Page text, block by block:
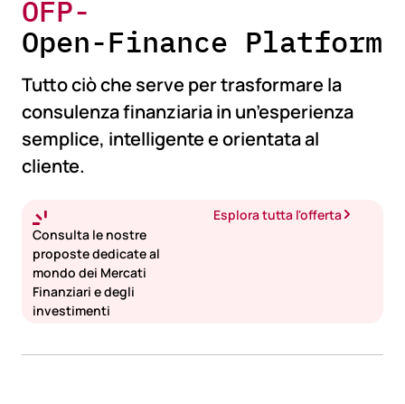
OFP-
Open-Finance Platform
Tutto ciò che serve per trasformare la
consulenza finanziaria in un’esperienza
semplice, intelligente e orientata al
cliente.
Consulta le nostre
proposte dedicate al
mondo dei Mercati
Finanziari e degli
investimenti
Esplora tutta l'offerta